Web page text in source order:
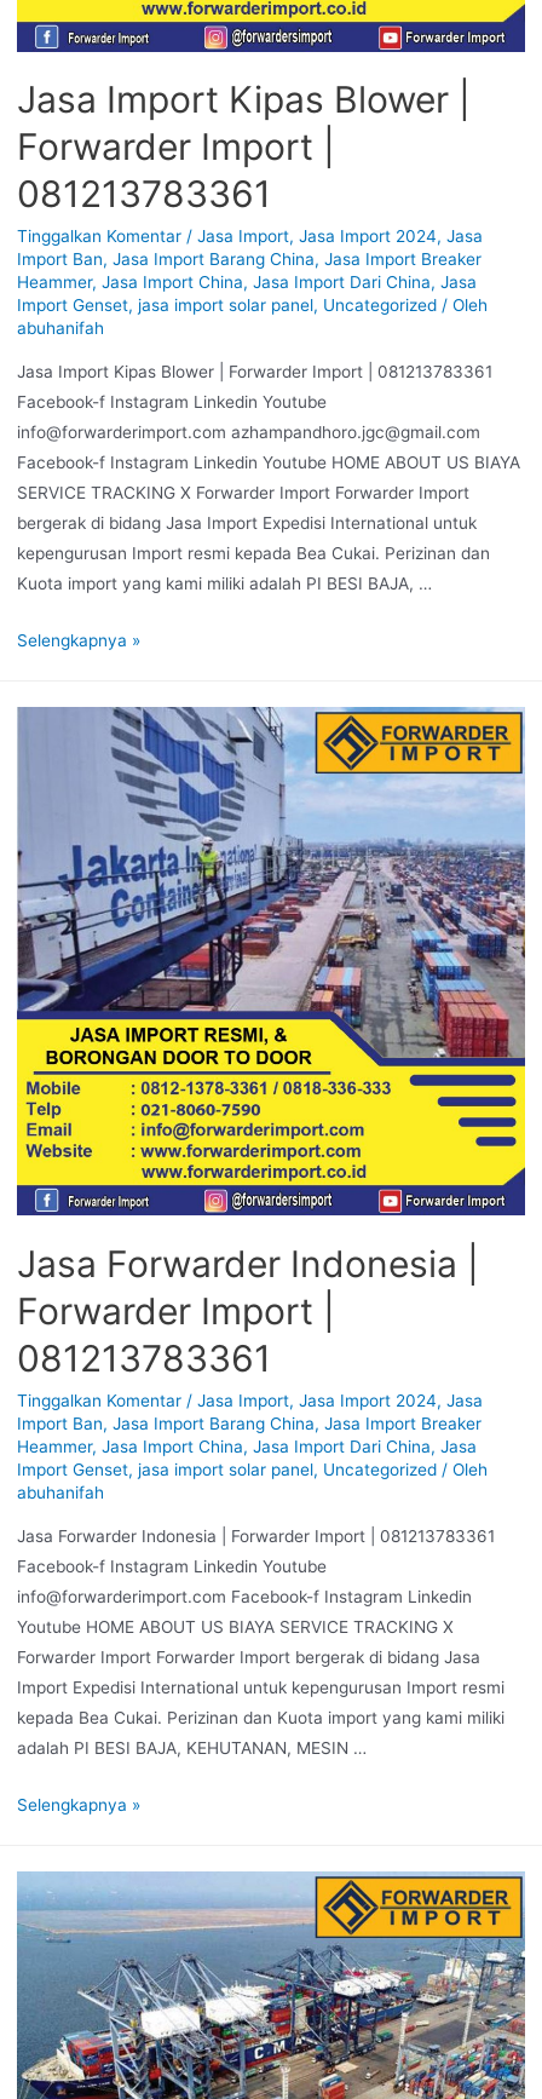
Jasa Import Kipas Blower |
Forwarder Import |
081213783361
Tinggalkan Komentar / Jasa Import, Jasa Import 2024, Jasa
Import Ban, Jasa Import Barang China, Jasa Import Breaker
Heammer, Jasa Import China, Jasa Import Dari China, Jasa
Import Genset, jasa import solar panel, Uncategorized/ Oleh
abuhanifah
Jasa Import Kipas Blower | Forwarder Import | 081213783361
Facebook-f Instagram Linkedin Youtube
info@forwarderimport.com azhampandhoro.jgc@gmail.com
Facebook-f Instagram Linkedin Youtube HOME ABOUT US BIAYA
SERVICE TRACKING X Forwarder Import Forwarder Import
bergerak di bidang Jasa Import Expedisi International untuk
kepengurusan Import resmi kepada Bea Cukai. Perizinan dan
Kuota import yang kami miliki adalah PI BESI BAJA, …
Selengkapnya »
Jasa Forwarder Indonesia |
Forwarder Import |
081213783361
Tinggalkan Komentar / Jasa Import, Jasa Import 2024, Jasa
Import Ban, Jasa Import Barang China, Jasa Import Breaker
Heammer, Jasa Import China, Jasa Import Dari China, Jasa
Import Genset, jasa import solar panel, Uncategorized/ Oleh
abuhanifah
Jasa Forwarder Indonesia | Forwarder Import | 081213783361
Facebook-f Instagram Linkedin Youtube
info@forwarderimport.com Facebook-f Instagram Linkedin
Youtube HOME ABOUT US BIAYA SERVICE TRACKING X
Forwarder Import Forwarder Import bergerak di bidang Jasa
Import Expedisi International untuk kepengurusan Import resmi
kepada Bea Cukai. Perizinan dan Kuota import yang kami miliki
adalah PI BESI BAJA, KEHUTANAN, MESIN …
Selengkapnya »